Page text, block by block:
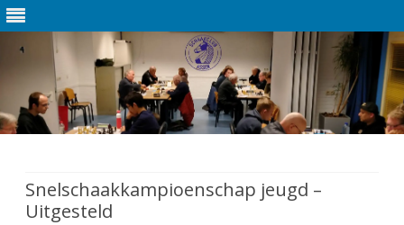
de
inhoud
Snelschaakkampioenschap jeugd –
Uitgesteld